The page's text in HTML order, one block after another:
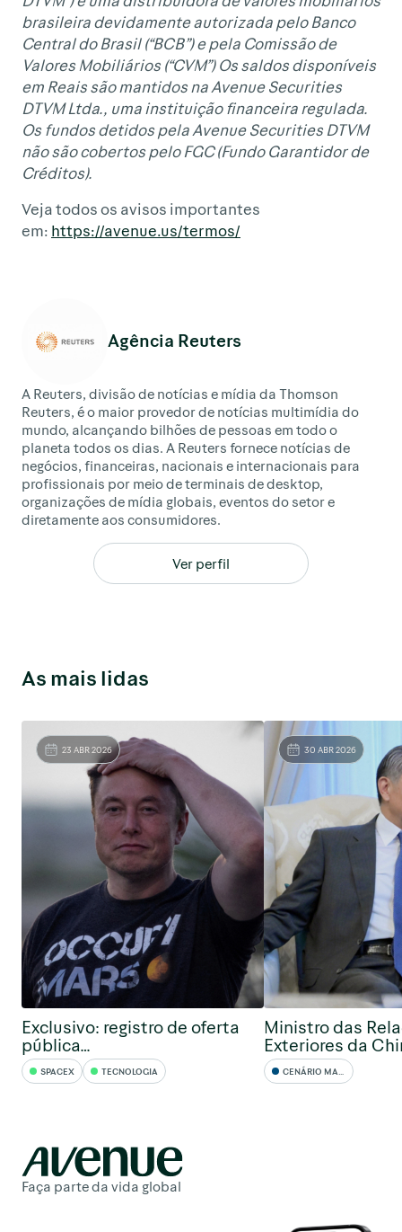
brasileira devidamente autorizada pelo Banco
Central do Brasil (“BCB”) e pela Comissão de
Valores Mobiliários (“CVM”) Os saldos disponíveis
em Reais são mantidos na Avenue Securities
DTVM Ltda., uma instituição financeira regulada.
Os fundos detidos pela Avenue Securities DTVM
não são cobertos pelo FGC (Fundo Garantidor de
Créditos).
Veja todos os avisos importantes
em: https://avenue.us/termos/
Agência Reuters
A Reuters, divisão de notícias e mídia da Thomson
Reuters, é o maior provedor de notícias multimídia do
mundo, alcançando bilhões de pessoas em todo o
planeta todos os dias. A Reuters fornece notícias de
negócios, financeiras, nacionais e internacionais para
profissionais por meio de terminais de desktop,
organizações de mídia globais, eventos do setor e
diretamente aos consumidores.
Ver perfil
As mais lidas
23 ABR 2026
Exclusivo: registro de oferta
pública…
SPACEX TECNOLOGIA
30 ABR 2026
Ministro das
Exteriores da
CENÁRIO MACRO
Faça parte da vida global